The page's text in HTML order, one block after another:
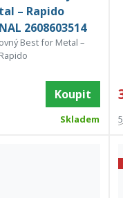
– Rapido
2608603514
Best for Metal –
Rapido
Koupit
Skladem